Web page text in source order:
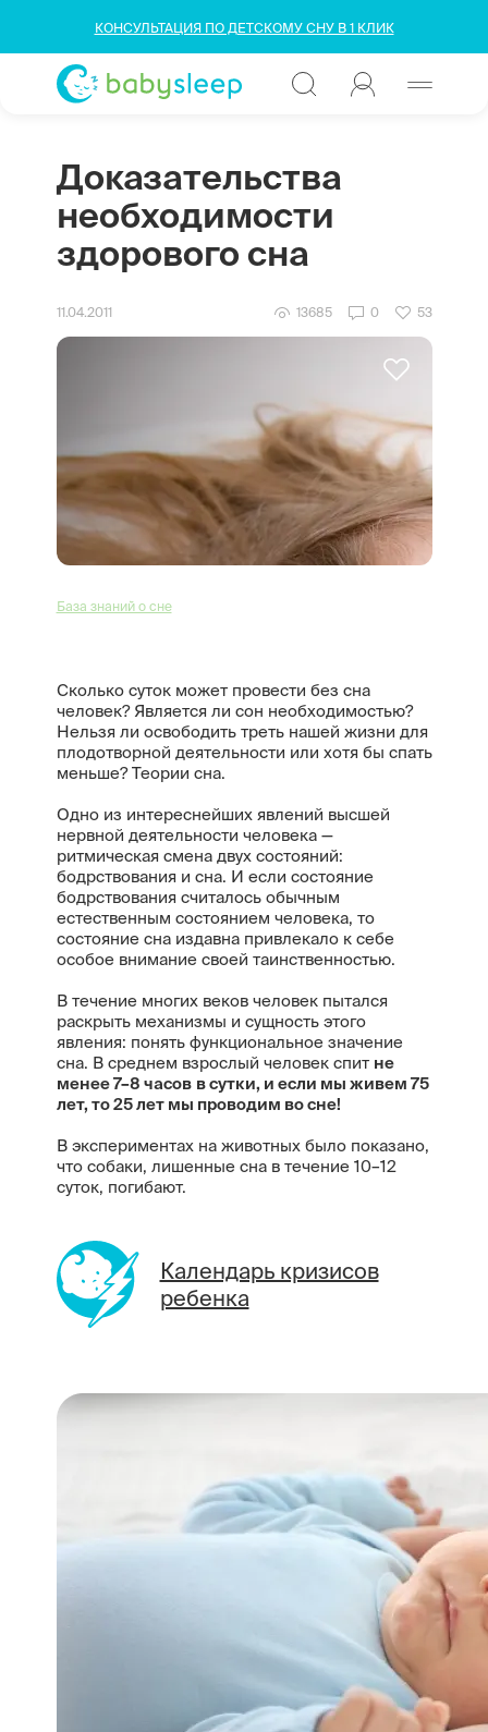
КОНСУЛЬТАЦИЯ ПО ДЕТСКОМУ СНУ В 1 КЛИК
Доказательства
необходимости
здорового сна
11.04.2011 13685 0 53
База знаний о сне
Сколько суток может провести без сна
человек? Является ли сон необходимостью?
Нельзя ли освободить треть нашей жизни для
плодотворной деятельности или хотя бы спать
меньше? Теории сна.
Одно из интереснейших явлений высшей
нервной деятельности человека —
ритмическая смена двух состояний:
бодрствования и сна. И если состояние
бодрствования считалось обычным
естественным состоянием человека, то
состояние сна издавна привлекало к себе
особое внимание своей таинственностью.
В течение многих веков человек пытался
раскрыть механизмы и сущность этого
явления: понять функциональное значение
сна. В среднем взрослый человек спит не
менее 7–8 часов всутки, и если мы живем 75
лет, то 25 лет мы проводим во сне!
В экспериментах на животных было показано,
что собаки, лишенные сна в течение 10–12
суток, погибают.
Календарь кризисов
ребенка